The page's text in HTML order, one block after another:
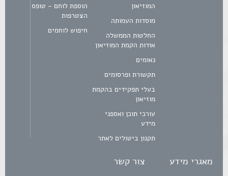
המוזיאון
מוסדות העמותה
החלטות הממשלה
אודות הקמת המוזיאון
נאומים
תקשורת ופרסומים
בעלי תפקידים בהקמת
מוזיאון
עורכי תוכן ואספני
מידע
תקנון ביטולים לאתר
הוספת לוחם - טופס
הצטרפות
חיפוש לוחמים
מאגרי מידע צור קשר